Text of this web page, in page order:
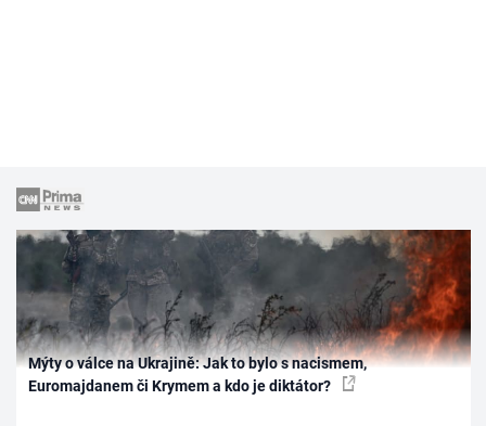
Mýty o válce na Ukrajině: Jak to bylo s nacismem,
Euromajdanem či Krymem a kdo je diktátor?